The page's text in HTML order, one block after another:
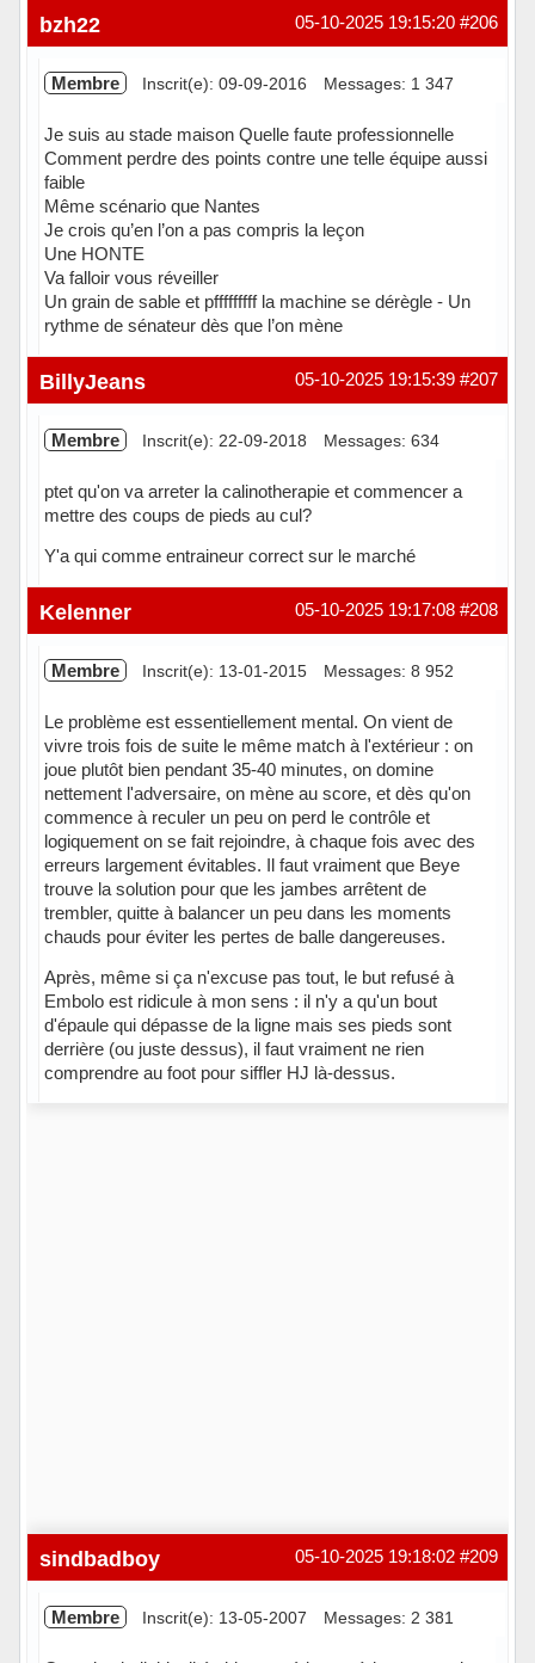
Hors ligne #206
05-10-2025 19:15:20
bzh22
Membre Inscrit(e): 09-09-2016 Messages: 1 347
Je suis au stade maison Quelle faute professionnelle
Comment perdre des points contre une telle équipe aussi
faible
Même scénario que Nantes
Je crois qu’en l’on a pas compris la leçon
Une HONTE
Va falloir vous réveiller
Un grain de sable et pfffffffff la machine se dérègle - Un
rythme de sénateur dès que l’on mène
Hors ligne #207
05-10-2025 19:15:39
BillyJeans
Membre Inscrit(e): 22-09-2018 Messages: 634
ptet qu'on va arreter la calinotherapie et commencer a
mettre des coups de pieds au cul?
Y'a qui comme entraineur correct sur le marché
Hors ligne #208
05-10-2025 19:17:08
Kelenner
Membre Inscrit(e): 13-01-2015 Messages: 8 952
Le problème est essentiellement mental. On vient de
vivre trois fois de suite le même match à l'extérieur : on
joue plutôt bien pendant 35-40 minutes, on domine
nettement l'adversaire, on mène au score, et dès qu'on
commence à reculer un peu on perd le contrôle et
logiquement on se fait rejoindre, à chaque fois avec des
erreurs largement évitables. Il faut vraiment que Beye
trouve la solution pour que les jambes arrêtent de
trembler, quitte à balancer un peu dans les moments
chauds pour éviter les pertes de balle dangereuses.
Après, même si ça n'excuse pas tout, le but refusé à
Embolo est ridicule à mon sens : il n'y a qu'un bout
d'épaule qui dépasse de la ligne mais ses pieds sont
derrière (ou juste dessus), il faut vraiment ne rien
comprendre au foot pour siffler HJ là-dessus.
#209
05-10-2025 19:18:02
sindbadboy
Membre Inscrit(e): 13-05-2007 Messages: 2 381